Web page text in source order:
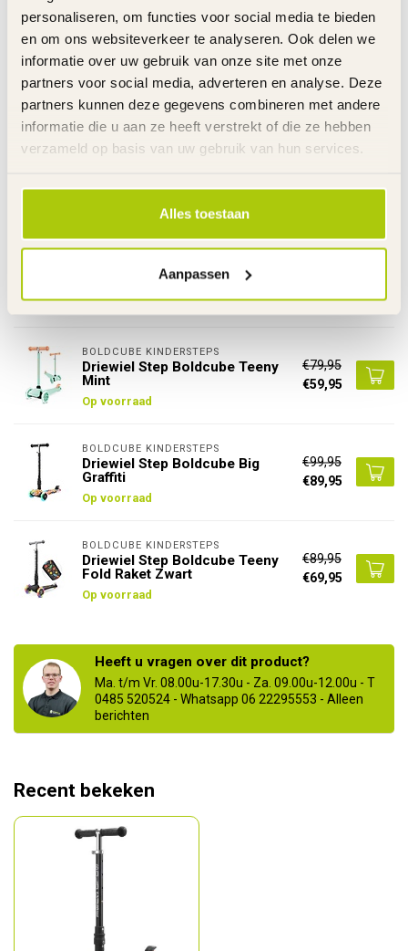
personaliseren, om functies voor social media te bieden
en om ons websiteverkeer te analyseren. Ook delen we
informatie over uw gebruik van onze site met onze
partners voor social media, adverteren en analyse. Deze
partners kunnen deze gegevens combineren met andere
informatie die u aan ze heeft verstrekt of die ze hebben
verzameld op basis van uw gebruik van hun services.
Alles toestaan
Aanpassen
Link
De gehele rubriek Driewiel Step
Specificaties
Gerelateerde producten
RAZOR RIJDEND SPEELGOED
Turquoise
€42,95
Driewiel Step Boldcube Teeny
Fold Zeemeermin Roze
Op voorraad
BOLDCUBE KINDERSTEPS
Driewiel Step Boldcube Teeny
Mint
Op voorraad
€79,95
€59,95
BOLDCUBE KINDERSTEPS
Driewiel Step Boldcube Big
Graffiti
Op voorraad
€99,95
€89,95
BOLDCUBE KINDERSTEPS
Driewiel Step Boldcube Teeny
Fold Raket Zwart
Op voorraad
€89,95
€69,95
Heeft u vragen over dit product?
Ma. t/m Vr. 08.00u-17.30u - Za. 09.00u-12.00u - T
0485 520524 - Whatsapp 06 22295553 - Alleen
berichten
Recent bekeken